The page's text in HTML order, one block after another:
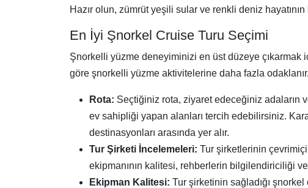
Hazır olun, zümrüt yeşili sular ve renkli deniz
En İyi Şnorkel Cruise Turu Seçimi
Şnorkelli yüzme deneyiminizi en üst düzeye çıkarmak
göre şnorkelli yüzme aktivitelerine daha fazla
Rota: Seçtiğiniz rota, ziyaret edeceğiniz adaların
ev sahipliği yapan alanları tercih edebilirsiniz.
destinasyonları arasında yer alır.
Tur Şirketi İncelemeleri: Tur şirketlerinin
ekipmanının kalitesi, rehberlerin bilgilendiriciliği
Ekipman Kalitesi: Tur şirketinin sağladığı